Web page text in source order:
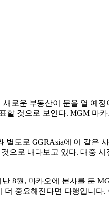
로운 부동산이 문을 열 예
할 것으로 보인다. MGM 마
도로 GGRAsia에 이 같은
으로 내다보고 있다. 대중
8월, 마카오에 본사를 둔
중요해진다면 다행입니다.